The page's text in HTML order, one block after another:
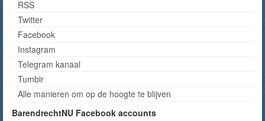
RSS
Twitter
Facebook
Instagram
Telegram kanaal
Tumblr
Alle manieren om op de hoogte te blijven
BarendrechtNU Facebook accounts